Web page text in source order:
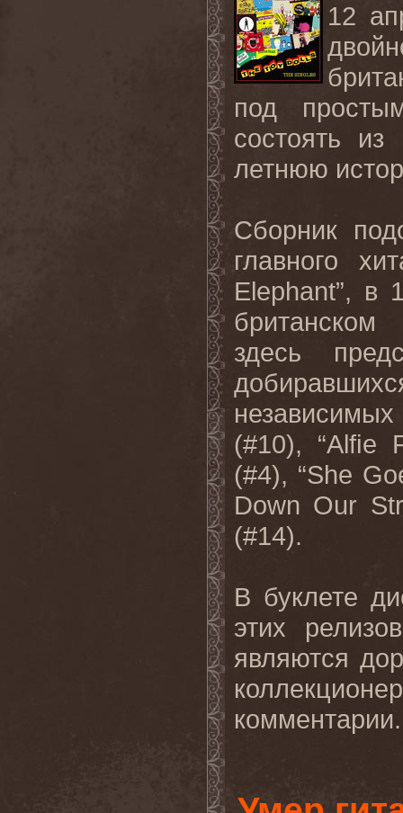
12
под
состоять
летнюю
Сборник
главного
Elephant”, в
здесь
(#10), “Alﬁe
(#4), “She
Down Our
(#14).
В буклете
этих
являются